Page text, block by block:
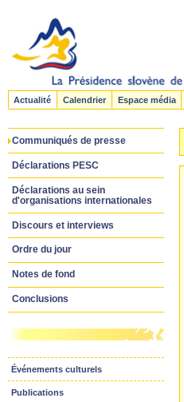
Actualité Calendrier Espace média
Communiqués de presse
Déclarations PESC
Déclarations au sein
d'organisations internationales
Discours et interviews
Ordre du jour
Notes de fond
Conclusions
Événements culturels
Publications